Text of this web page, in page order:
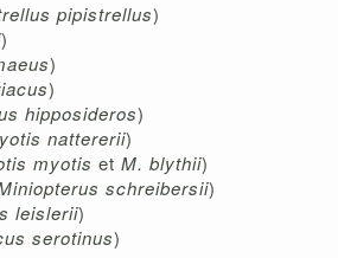
pipistrellus)
)
)
)
hipposideros)
nattererii)
myotis et M. blythii)
schreibersii)
leislerii)
serotinus)